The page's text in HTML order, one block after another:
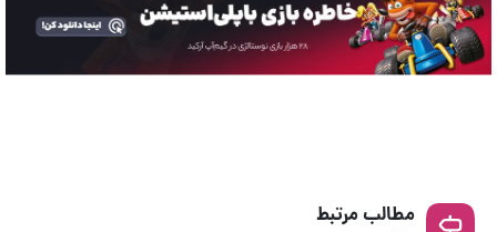
مطالب مرتبط